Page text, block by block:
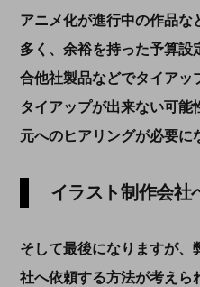
アニメ化が進行中の作品な
多く、余裕を持った予算設
合他社製品などでタイアッ
タイアップが出来ない可能
元へのヒアリングが必要に
イラスト制作会社
そして最後になりますが、
社へ依頼する方法が考えら